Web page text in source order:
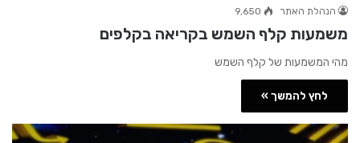
הנהלת האתר 9,650
משמעות קלף השמש בקריאה בקלפים
מהי המשמעות של קלף השמש
לחץ להמשך »